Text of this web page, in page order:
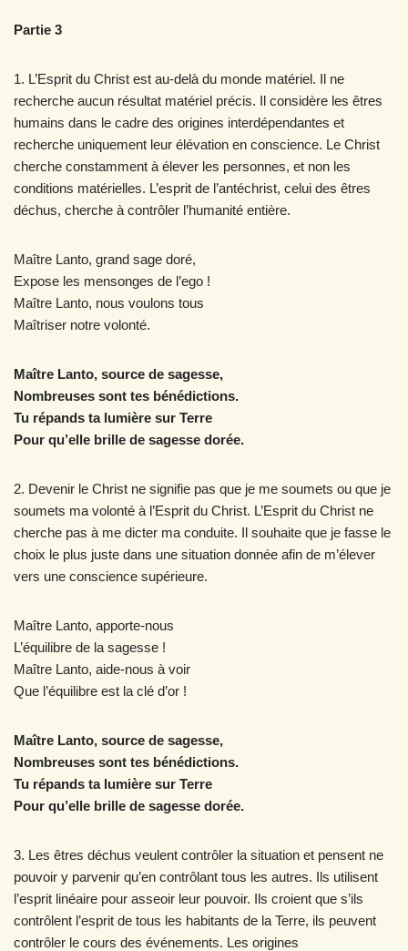
Partie 3
1. L’Esprit du Christ est au-delà du monde matériel. Il ne
recherche aucun résultat matériel précis. Il considère les êtres
humains dans le cadre des origines interdépendantes et
recherche uniquement leur élévation en conscience. Le Christ
cherche constamment à élever les personnes, et non les
conditions matérielles. L’esprit de l’antéchrist, celui des êtres
déchus, cherche à contrôler l’humanité entière.
Maître Lanto, grand sage doré,
Expose les mensonges de l’ego !
Maître Lanto, nous voulons tous
Maîtriser notre volonté.
Maître Lanto, source de sagesse,
Nombreuses sont tes bénédictions.
Tu répands ta lumière sur Terre
Pour qu’elle brille de sagesse dorée.
2. Devenir le Christ ne signifie pas que je me soumets ou que je
soumets ma volonté à l’Esprit du Christ. L’Esprit du Christ ne
cherche pas à me dicter ma conduite. Il souhaite que je fasse le
choix le plus juste dans une situation donnée afin de m’élever
vers une conscience supérieure.
Maître Lanto, apporte-nous
L’équilibre de la sagesse !
Maître Lanto, aide-nous à voir
Que l’équilibre est la clé d’or !
Maître Lanto, source de sagesse,
Nombreuses sont tes bénédictions.
Tu répands ta lumière sur Terre
Pour qu’elle brille de sagesse dorée.
3. Les êtres déchus veulent contrôler la situation et pensent ne
pouvoir y parvenir qu’en contrôlant tous les autres. Ils utilisent
l’esprit linéaire pour asseoir leur pouvoir. Ils croient que s’ils
contrôlent l’esprit de tous les habitants de la Terre, ils peuvent
contrôler le cours des événements. Les origines